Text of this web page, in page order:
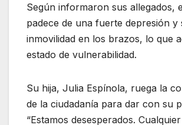
Según informaron sus allegados,
padece de una fuerte depresión y
inmovilidad en los brazos, lo que
estado de vulnerabilidad.
Su hija, Julia Espínola, ruega la
de la ciudadanía para dar con su
“Estamos desesperados.